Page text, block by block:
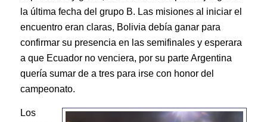
la última fecha del grupo B. Las misiones al iniciar el
encuentro eran claras, Bolivia debía ganar para
confirmar su presencia en las semifinales y esperara
a que Ecuador no venciera, por su parte Argentina
quería sumar de a tres para irse con honor del
campeonato.
Los